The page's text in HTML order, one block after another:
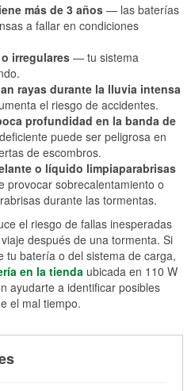
más de 3 años — las baterías
a fallar en condiciones
irregulares — tu sistema
rayas durante la lluvia intensa
el riesgo de accidentes.
profundidad en la banda de
puede ser peligrosa en
de escombros.
o líquido limpiaparabrisas
provocar sobrecalentamiento o
durante las tormentas.
el riesgo de fallas inesperadas
después de una tormenta. Si
tu batería o del sistema de carga,
en la tienda ubicada en 110 W
ayudarte a identificar posibles
el mal tiempo.